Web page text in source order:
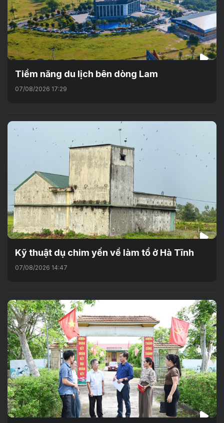
Tiềm năng du lịch bên dòng Lam
07/08/2026 17:29
Kỹ thuật dụ chim yến về làm tổ ở Hà Tĩnh
07/08/2026 14:47